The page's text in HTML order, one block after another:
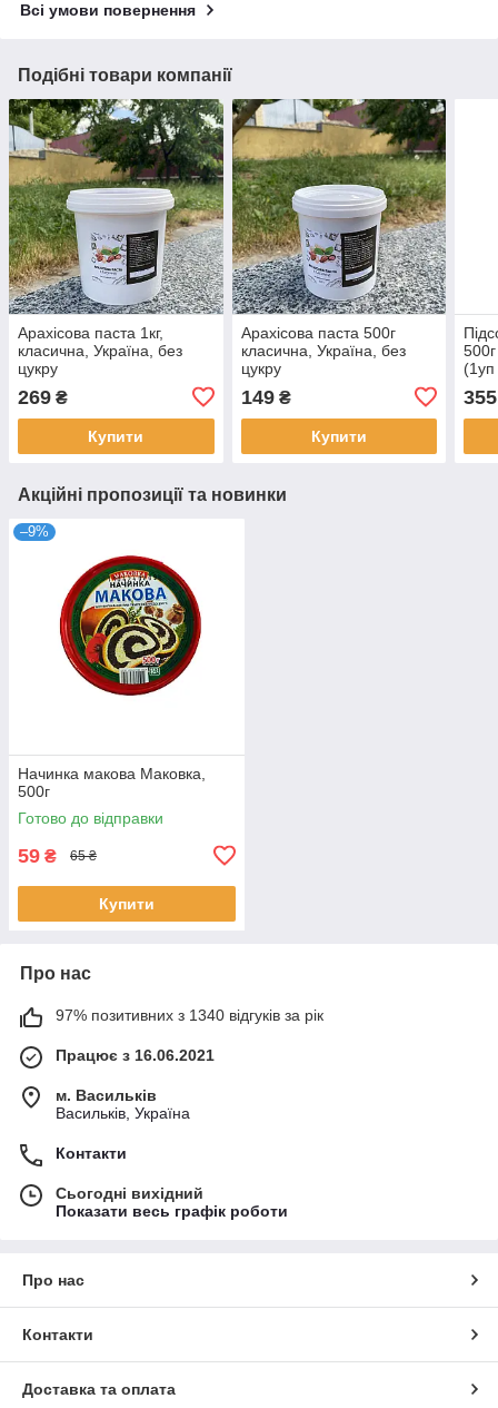
Всі умови повернення
Подібні товари компанії
Арахісова паста 1кг,
класична, Україна, без
цукру
269 ₴
Купити
Арахісова паста 500г
класична, Україна, без
цукру
149₴
Купити
(1уп
355
Акційні пропозиції та новинки
–9%
Начинка макова Маковка,
500г
Готово до відправки
59 ₴ 65 ₴
Купити
Про нас
97% позитивних з 1340 відгуків за рік
Працює з 16.06.2021
м. Васильків
Васильків, Україна
Контакти
Сьогодні вихідний
Показати весь графік роботи
Про нас
Контакти
Доставка та оплата